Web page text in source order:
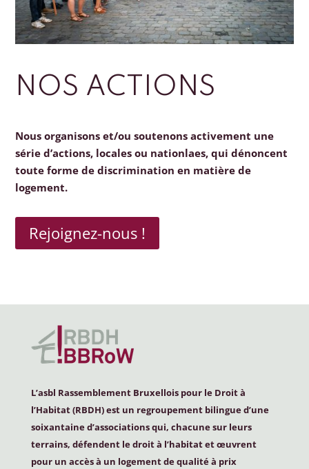
NOS ACTIONS
Nous organisons et/ou soutenons activement une
série d’actions, locales ou nationlaes, qui dénoncent
toute forme de discrimination en matière de
logement.
Rejoignez-nous !
L’asbl Rassemblement Bruxellois pour le Droit à
l’Habitat (RBDH) est un regroupement bilingue d’une
soixantaine d’associations qui, chacune sur leurs
terrains, défendent le droit à l’habitat et œuvrent
pour un accès à un logement de qualité à prix